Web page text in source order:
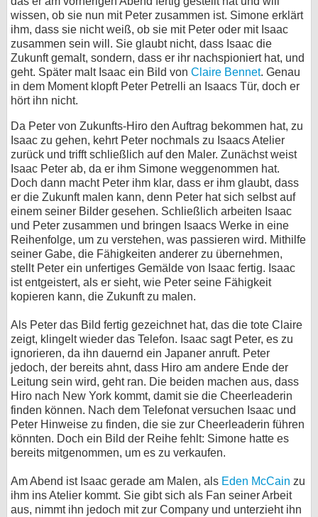
wissen, ob sie nun mit Peter zusammen ist. Simone erklärt
ihm, dass sie nicht weiß, ob sie mit Peter oder mit Isaac
zusammen sein will. Sie glaubt nicht, dass Isaac die
Zukunft gemalt, sondern, dass er ihr nachspioniert hat, und
geht. Später malt Isaac ein Bild von Claire Bennet. Genau
in dem Moment klopft Peter Petrelli an Isaacs Tür, doch er
hört ihn nicht.
Da Peter von Zukunfts-Hiro den Auftrag bekommen hat, zu
Isaac zu gehen, kehrt Peter nochmals zu Isaacs Atelier
zurück und trifft schließlich auf den Maler. Zunächst weist
Isaac Peter ab, da er ihm Simone weggenommen hat.
Doch dann macht Peter ihm klar, dass er ihm glaubt, dass
er die Zukunft malen kann, denn Peter hat sich selbst auf
einem seiner Bilder gesehen. Schließlich arbeiten Isaac
und Peter zusammen und bringen Isaacs Werke in eine
Reihenfolge, um zu verstehen, was passieren wird. Mithilfe
seiner Gabe, die Fähigkeiten anderer zu übernehmen,
stellt Peter ein unfertiges Gemälde von Isaac fertig. Isaac
ist entgeistert, als er sieht, wie Peter seine Fähigkeit
kopieren kann, die Zukunft zu malen.
Als Peter das Bild fertig gezeichnet hat, das die tote Claire
zeigt, klingelt wieder das Telefon. Isaac sagt Peter, es zu
ignorieren, da ihn dauernd ein Japaner anruft. Peter
jedoch, der bereits ahnt, dass Hiro am andere Ende der
Leitung sein wird, geht ran. Die beiden machen aus, dass
Hiro nach New York kommt, damit sie die Cheerleaderin
finden können. Nach dem Telefonat versuchen Isaac und
Peter Hinweise zu finden, die sie zur Cheerleaderin führen
könnten. Doch ein Bild der Reihe fehlt: Simone hatte es
bereits mitgenommen, um es zu verkaufen.
Am Abend ist Isaac gerade am Malen, als Eden McCain zu
ihm ins Atelier kommt. Sie gibt sich als Fan seiner Arbeit
aus, nimmt ihn jedoch mit zur Company und unterzieht ihn